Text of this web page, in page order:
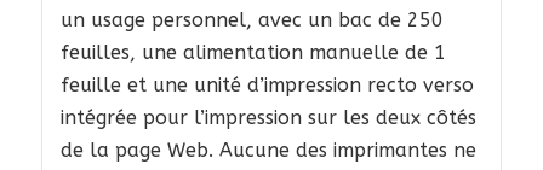
un usage personnel, avec un bac de 250
feuilles, une alimentation manuelle de 1
feuille et une unité d’impression recto verso
intégrée pour l’impression sur les deux côtés
de la page Web. Aucune des imprimantes ne